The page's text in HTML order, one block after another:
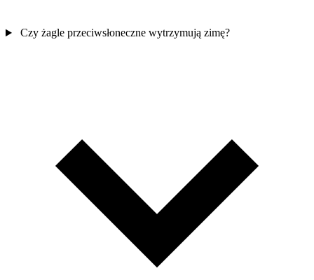
Czy żagle przeciwsłoneczne wytrzymują zimę?